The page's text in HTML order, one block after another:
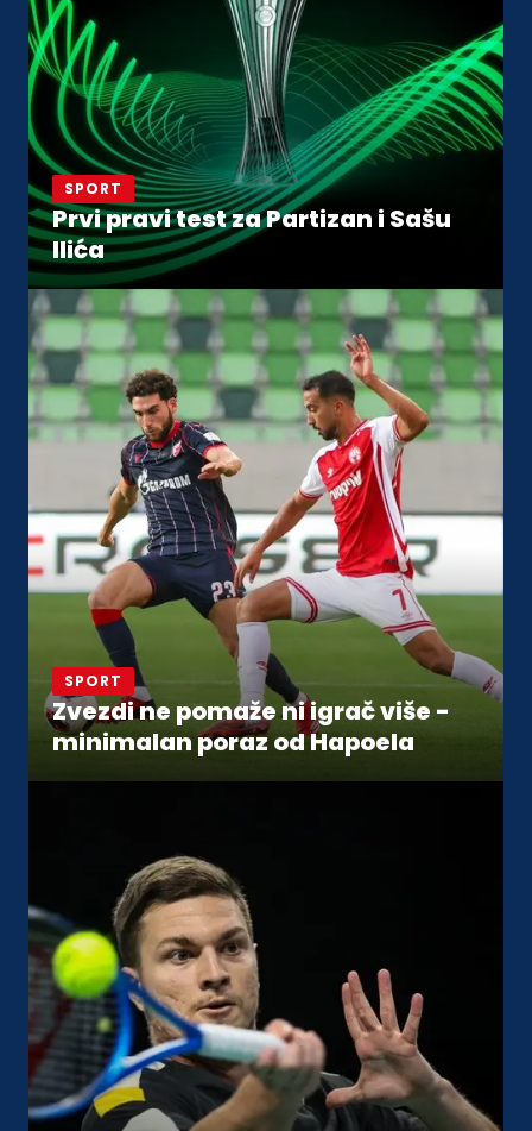
SPORT
Prvi pravi test za Partizan i Sašu
Ilića
SPORT
Zvezdi ne pomaže ni igrač više -
minimalan poraz od Hapoela